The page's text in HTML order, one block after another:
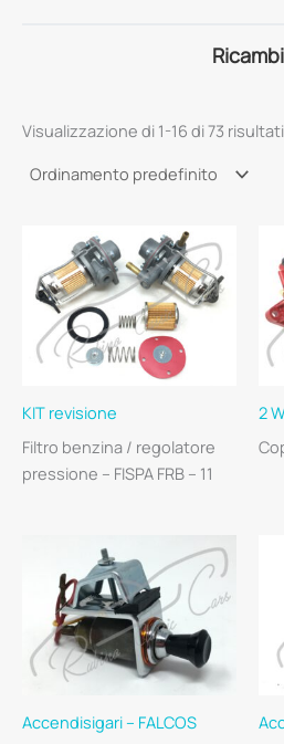
Ricambi
Visualizzazione di 1-16 di 73 risultati
KIT revisione
Filtro benzina / regolatore
pressione – FISPA FRB – 11
2
Accendisigari – FALCOS